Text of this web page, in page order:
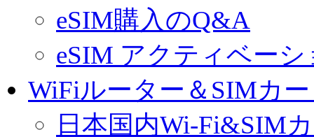
eSIM購入のQ&A
eSIM アクティベー
WiFiルーター＆SIMカ
日本国内Wi-Fi&SIM